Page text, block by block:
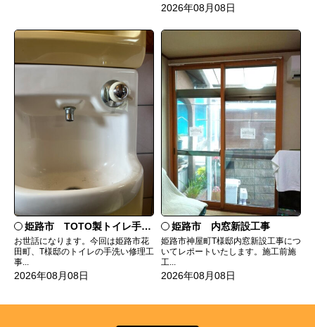
2026年08月08日
姫路市 TOTO製トイレ手洗いの水漏れ修理
お世話になります。今回は姫路市花
田町、T様邸のトイレの手洗い修理工
事...
2026年08月08日
姫路市 内窓新設工事
姫路市神屋町T様邸内窓新設工事につ
いてレポートいたします。施工前施
工...
2026年08月08日